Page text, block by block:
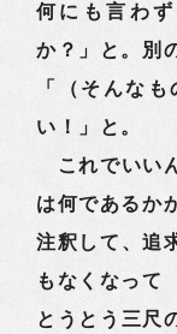
何にも言わ
か？」と。別
「（そんな
い！」と。
これでいい
は何であるか
注釈して、追
もなくなって
とうとう三尺